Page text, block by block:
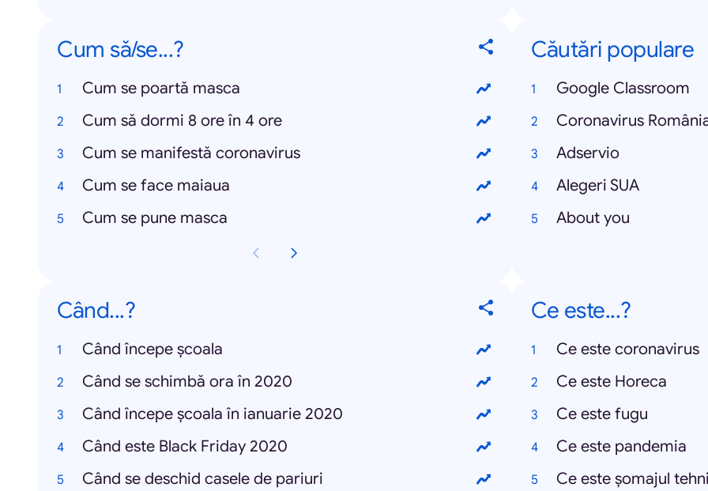
Cum să/se...?
Cum se poartă masca
Cum să dormi 8 ore în 4 ore
Cum se manifestă coronavirus
Cum se face maiaua
Cum se pune masca
Căutări populare
Google Classroom
Coronavirus
Adservio
Alegeri SUA
About you
Când...?
Când începe școala
Când se schimbă ora în 2020
Când începe școala în ianuarie 2020
Când este Black Friday 2020
Când se deschid casele de pariuri
Ce este...?
Ce este coronavirus
Ce este Horeca
Ce este fugu
Ce este pandemia
Ce este șomajul